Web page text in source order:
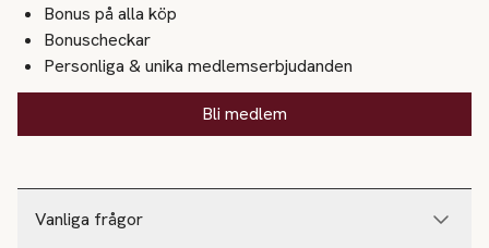
Vanliga frågor
Bonus på alla köp
Bonuscheckar
Personliga & unika medlemserbjudanden
Bli medlem